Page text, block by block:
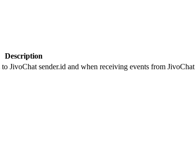
Description
JivoChat sender.id and when receiving events from